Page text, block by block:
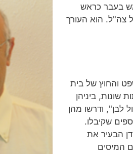
בעבר כראש
צה"ל. הוא העורך
המשפט והחוץ של בית
שונות, ביניהן
לבן", ודרשו מהן
שקיבלו.
הבעיר את
המיסים